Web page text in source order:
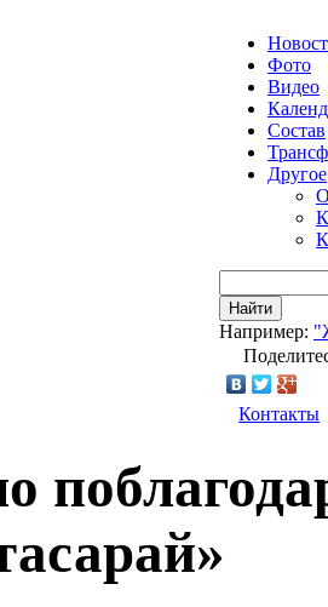
Фото
Видео
Состав
Другое
Найти
Например:
Контакты